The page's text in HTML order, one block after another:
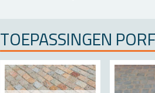
TOE­PAS­SIN­GEN